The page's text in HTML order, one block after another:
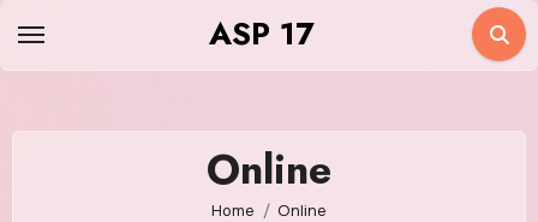
ASP 17
Online
Home Online